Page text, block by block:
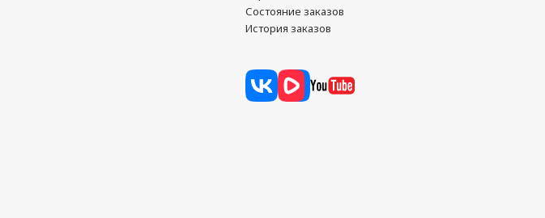
Состояние заказов
История заказов